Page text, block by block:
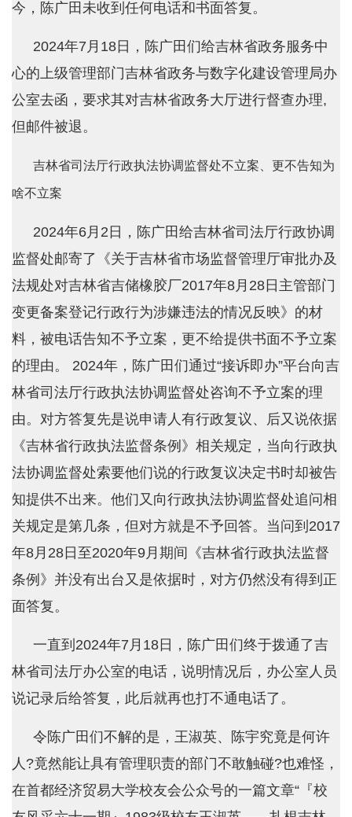
今，陈广田未收到任何电话和书面答复。
2024年7月18日，陈广田们给吉林省政务服务中
心的上级管理部门吉林省政务与数字化建设管理局办
公室去函，要求其对吉林省政务大厅进行督查办理,
但邮件被退。
吉林省司法厅行政执法协调监督处不立案、更不告知为
啥不立案
2024年6月2日，陈广田给吉林省司法厅行政协调
监督处邮寄了《关于吉林省市场监督管理厅审批办及
法规处对吉林省吉储橡胶厂2017年8月28日主管部门
变更备案登记行政行为涉嫌违法的情况反映》的材
料，被电话告知不予立案，更不给提供书面不予立案
的理由。 2024年，陈广田们通过“接诉即办”平台向吉
林省司法厅行政执法协调监督处咨询不予立案的理
由。对方答复先是说申请人有行政复议、后又说依据
《吉林省行政执法监督条例》相关规定，当向行政执
法协调监督处索要他们说的行政复议决定书时却被告
知提供不出来。他们又向行政执法协调监督处追问相
关规定是第几条，但对方就是不予回答。当问到2017
年8月28日至2020年9月期间《吉林省行政执法监督
条例》并没有出台又是依据时，对方仍然没有得到正
面答复。
一直到2024年7月18日，陈广田们终于拨通了吉
林省司法厅办公室的电话，说明情况后，办公室人员
说记录后给答复，此后就再也打不通电话了。
令陈广田们不解的是，王淑英、陈宇究竟是何许
人?竟然能让具有管理职责的部门不敢触碰?也难怪，
在首都经济贸易大学校友会公众号的一篇文章“『校